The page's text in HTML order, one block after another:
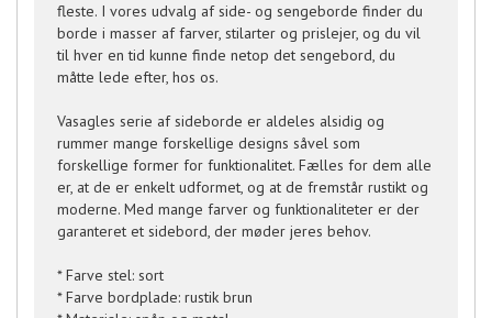
fleste. I vores udvalg af side- og sengeborde finder du
borde i masser af farver, stilarter og prislejer, og du vil
til hver en tid kunne finde netop det sengebord, du
måtte lede efter, hos os.
Vasagles serie af sideborde er aldeles alsidig og
rummer mange forskellige designs såvel som
forskellige former for funktionalitet. Fælles for dem alle
er, at de er enkelt udformet, og at de fremstår rustikt og
moderne. Med mange farver og funktionaliteter er der
garanteret et sidebord, der møder jeres behov.
* Farve stel: sort
* Farve bordplade: rustik brun